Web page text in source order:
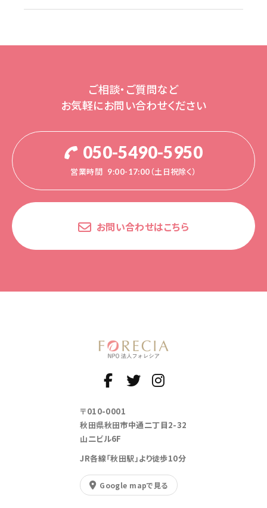
ご相談・ご質問など
お気軽にお問い合わせください
050-5490-5950
営業時間 9:00-17:00（土日祝除く）
お問い合わせはこちら
〒010-0001
秋田県秋田市中通二丁目2-32
山二ビル6F
JR各線「秋田駅」より徒歩10分
Google mapで見る